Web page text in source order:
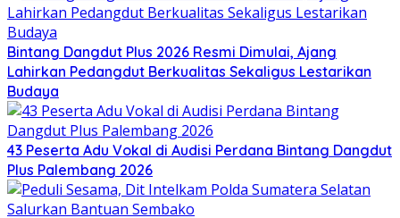
Bintang Dangdut Plus 2026 Resmi Dimulai, Ajang
Lahirkan Pedangdut Berkualitas Sekaligus Lestarikan
Budaya
43 Peserta Adu Vokal di Audisi Perdana Bintang Dangdut
Plus Palembang 2026